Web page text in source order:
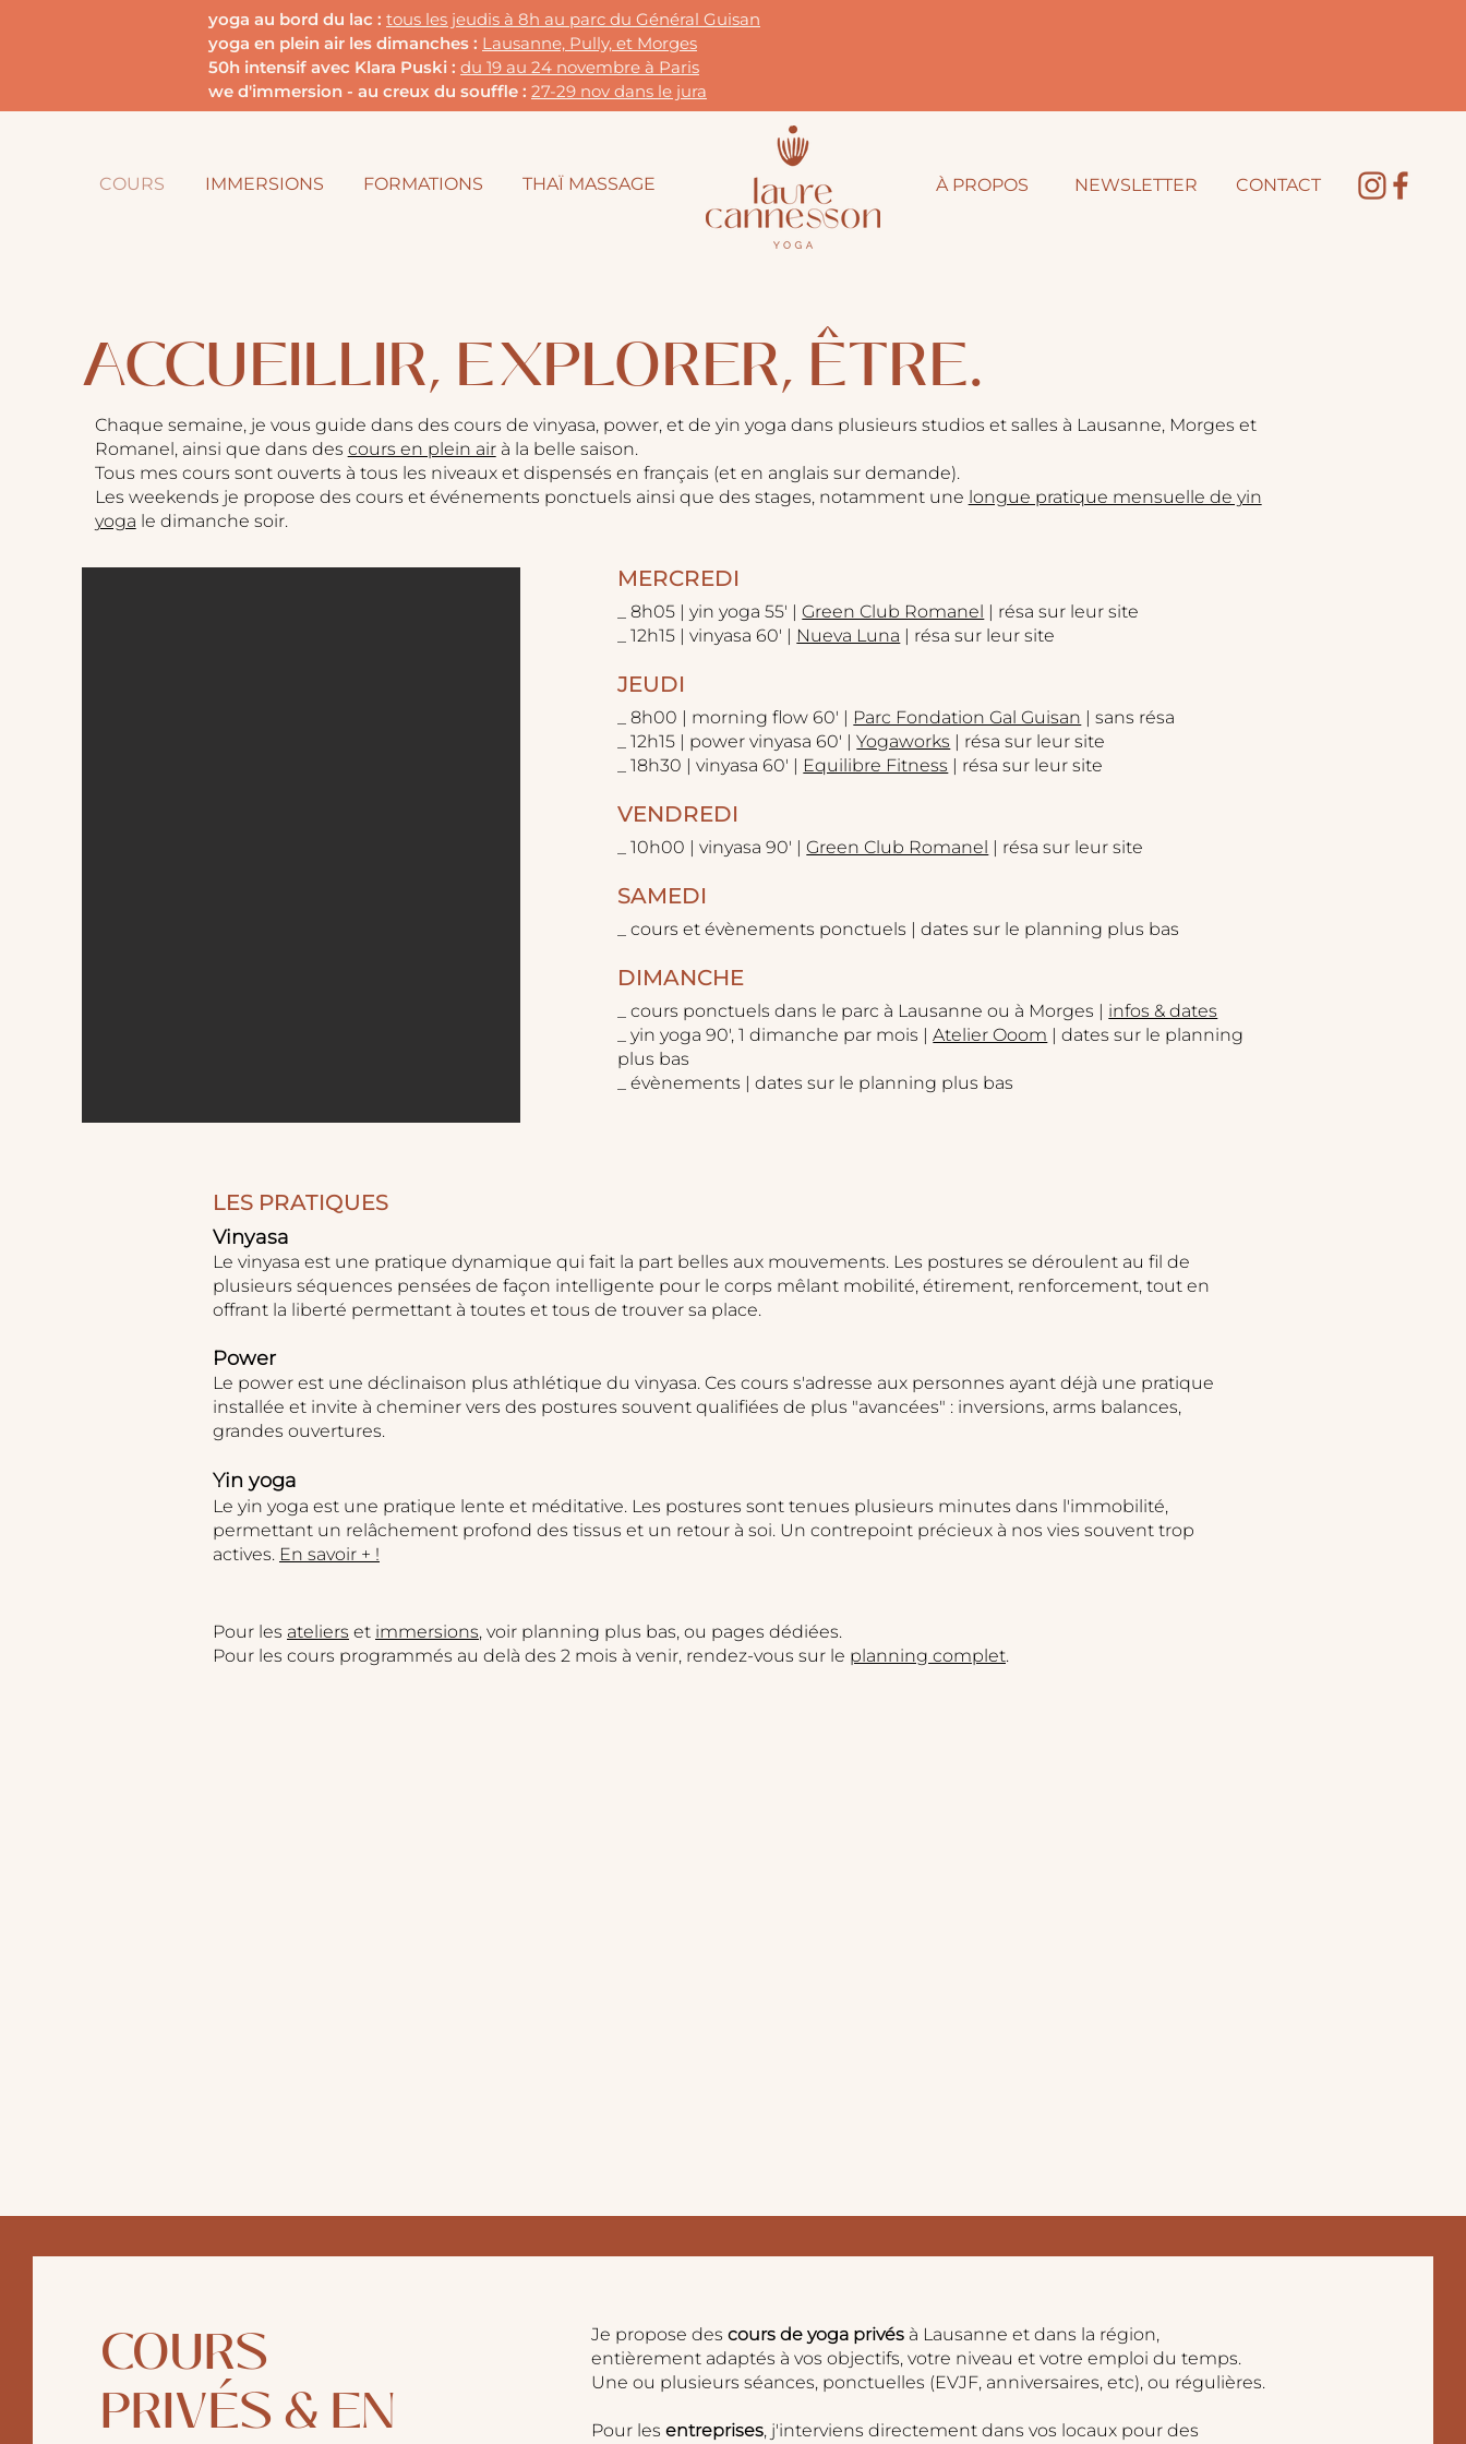
yoga au bord du lac : tous les jeudis à 8h au parc du Général Guisan
yoga en plein air les dimanches : Lausanne, Pully, et Morges
50h intensif avec Klara Puski : du 19 au 24 novembre à Paris
we d'immersion - au creux du souffle : 27-29 nov dans le jura
COURS IMMERSIONS FORMATIONS THAÏ MASSAGE À PROPOS NEWSLETTER CONTACT
ACCUEILLIR, EXPLORER, ÊTRE.
Chaque semaine, je vous guide dans des cours de vinyasa, power, et de yin yoga dans plusieurs studios et salles à Lausanne, Morges et
Romanel, ainsi que dans des cours en plein airà la belle saison.
Tous mes cours sont ouverts à tous les niveaux et dispensés en français (et en anglais sur demande).
Les weekends je propose des cours et événements ponctuels ainsi que des stages, notamment une longue pratique mensuelle de yin
yoga le dimanche soir.
MERCREDI
_ 8h05 | yin yoga 55' |Green Club Romanel | résa sur leur site
_ 12h15 | vinyasa 60' | Nueva Luna | résa sur leur site
JEUDI
​_ 8h00 | morning flow 60' | Parc Fondation Gal Guisan | sans résa
_ 12h15 | power vinyasa 60' |Yogaworks | résa sur leur site
_ 18h30 | vinyasa 60' | Equilibre Fitness | résa sur leur site
VENDREDI
_ 10h00 | vinyasa 90' |Green Club Romanel | résa sur leur site
SAMEDI
_ cours et évènements ponctuels | dates sur le planning plus bas
DIMANCHE
_ cours ponctuels dans le parc à Lausanne ou à Morges | infos & dates
_ yin yoga 90', 1 dimanche par mois |Atelier Ooom | dates sur le planning
plus bas
_ évènements | dates sur le planning plus bas
LES PRATIQUES
Vinyasa
Le vinyasa est une pratique dynamique qui fait la part belles aux mouvements. Les postures se déroulent au fil de
plusieurs séquences pensées de façon intelligente pour le corps mêlant mobilité, étirement, renforcement, tout en
offrant la liberté permettant à toutes et tous de trouver sa place.
Power
Le power est une déclinaison plus athlétique du vinyasa. Ces cours s'adresse aux personnes ayant déjà une pratique
installée et invite à cheminer vers des postures souvent qualifiées de plus "avancées" : inversions, arms balances,
grandes ouvertures.
Yin yoga
Le yin yoga est une pratique lente et méditative. Les postures sont tenues plusieurs minutes dans l'immobilité,
permettant un relâchement profond des tissus et un retour à soi. Un contrepoint précieux à nos vies souvent trop
actives. En savoir + !
Pour les ateliers et immersions, voir planning plus bas, ou pages dédiées.
Pour les cours programmés au delà des 2 mois à venir, rendez-vous sur le planning complet.
COURS
PRIVÉS & EN
Je propose descours de yoga privés à Lausanne et dans la région,
entièrement adaptés à vos objectifs, votre niveau et votre emploi du temps.
Une ou plusieurs séances, ponctuelles (EVJF, anniversaires, etc), ou régulières.
Pour lesentreprises, j'interviens directement dans vos locaux pour des